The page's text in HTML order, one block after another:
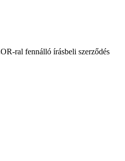
ral fennálló írásbeli szerződés